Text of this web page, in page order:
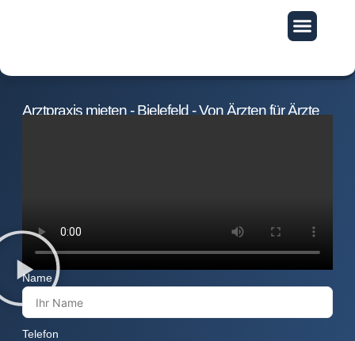
Arztpraxis mieten - Bielefeld - Von Ärzten für Ärzte
Name
Telefon